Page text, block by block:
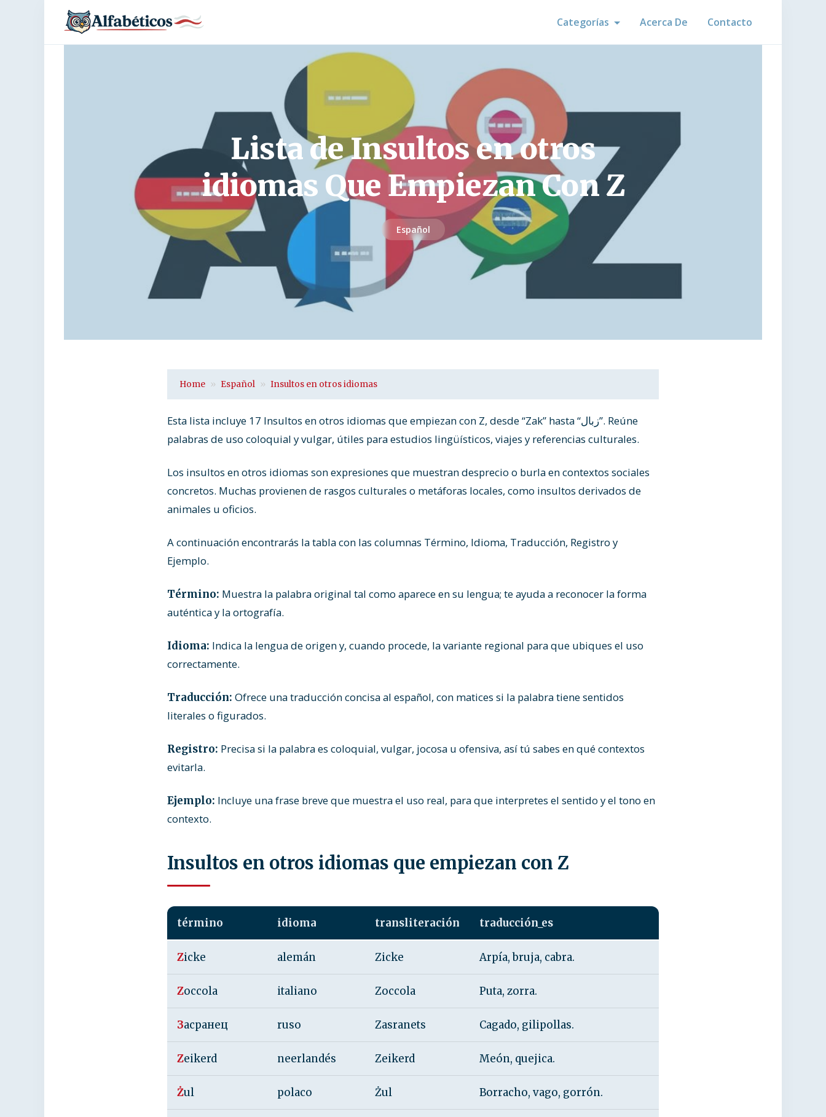
Categorías Acerca De Contacto
Lista de Insultos en otros
idiomas Que Empiezan Con Z
Español
Home Español Insultos en otros idiomas
Esta lista incluye 17 Insultos en otros idiomas que empiezan con Z, desde “Zak” hasta “زبال”. Reúne
palabras de uso coloquial y vulgar, útiles para estudios lingüísticos, viajes y referencias culturales.
Los insultos en otros idiomas son expresiones que muestran desprecio o burla en contextos sociales
concretos. Muchas provienen de rasgos culturales o metáforas locales, como insultos derivados de
animales u oficios.
A continuación encontrarás la tabla con las columnas Término, Idioma, Traducción, Registro y
Ejemplo.
Término: Muestra la palabra original tal como aparece en su lengua; te ayuda a reconocer la forma
auténtica y la ortografía.
Idioma: Indica la lengua de origen y, cuando procede, la variante regional para que ubiques el uso
correctamente.
Traducción: Ofrece una traducción concisa al español, con matices si la palabra tiene sentidos
literales o figurados.
Registro: Precisa si la palabra es coloquial, vulgar, jocosa u ofensiva, así tú sabes en qué contextos
evitarla.
Ejemplo: Incluye una frase breve que muestra el uso real, para que interpretes el sentido y el tono en
contexto.
Insultos en otros idiomas que empiezan con Z
término idioma transliteración traducción_es
Zicke alemán Zicke Arpía, bruja, cabra.
Zoccola italiano Zoccola Puta, zorra.
Засранец ruso Zasranets Cagado, gilipollas.
Zeikerd neerlandés Zeikerd Meón, quejica.
Żul polaco Żul Borracho, vago, gorrón.